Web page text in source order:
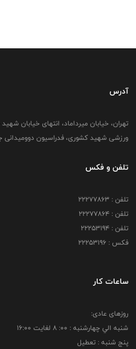
آدرس
تهران، خیابان میرداماد، انتهای خیابان
ورزشی شهید کشوری، فدراسیون دوومیدانی
تلفن و فکس
تلفن : 22277863
تلفن : 22277864
تلفن : 22253194
فکس : 22253196
ساعات کار
روزهای عادی:
شنبه الي چهارشنبه : 00: 8 لغايت 16:00
پنج شنبه : تعطیل